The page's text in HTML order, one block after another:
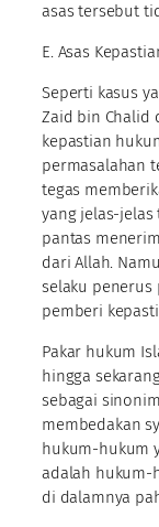
asas tersebut
E. Asas
Seperti kasus
Zaid bin Chalid
kepastian
permasalahan
tegas
yang jelas-
pantas
dari Allah.
selaku penerus
pemberi
Pakar hukum
hingga
sebagai
membedakan
hukum-hukum
adalah hukum-
di dalamnya